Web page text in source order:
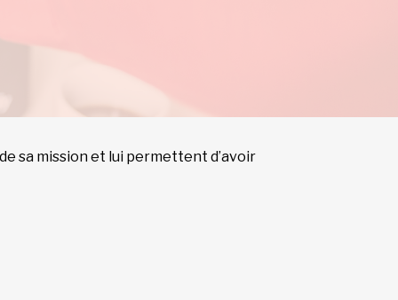
sa mission et lui permettent d’avoir